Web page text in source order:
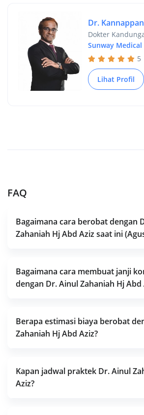
Dr.
Dokter
Sunway
5
Lihat Profil
FAQ
Bagaimana cara berobat dengan
Zahaniah Hj Abd Aziz saat ini
Bagaimana cara membuat janji
dengan Dr. Ainul Zahaniah Hj Abd
Berapa estimasi biaya berobat
Zahaniah Hj Abd Aziz?
Kapan jadwal praktek Dr. Ainul
Aziz?